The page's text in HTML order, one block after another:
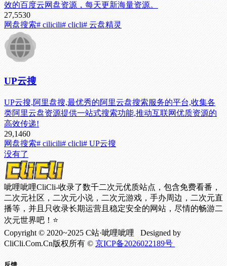
效的百度云网盘资源，每天更新海量资源。
27,5530
网盘搜索# cilicili# clicli# 云盘精灵
UP云搜
UP云搜,阿里盘搜,最优秀的阿里云盘搜索服务的平台,收集各
类阿里云盘资源提供一站式搜索功能,推动互联网优质资源的
高效传递!
29,1460
网盘搜索# cilicili# clicli# UP云搜
没有了
呲哩呲哩CliCli-收录了数千二次元优质站点，包含免费看番，
二次元社区，二次元小说，二次元游戏，手办周边，二次元直
播等，并且只收录长期运营且稳定安全的网站，尽情的畅游二
次元世界吧！⭐
Copyright © 2020~2025 C站·呲哩呲哩 Designed by
CliCli.Com.Cn版权所有 © 京ICP备2026022189号